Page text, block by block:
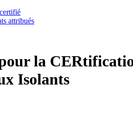
attribués
la CER
Isolants